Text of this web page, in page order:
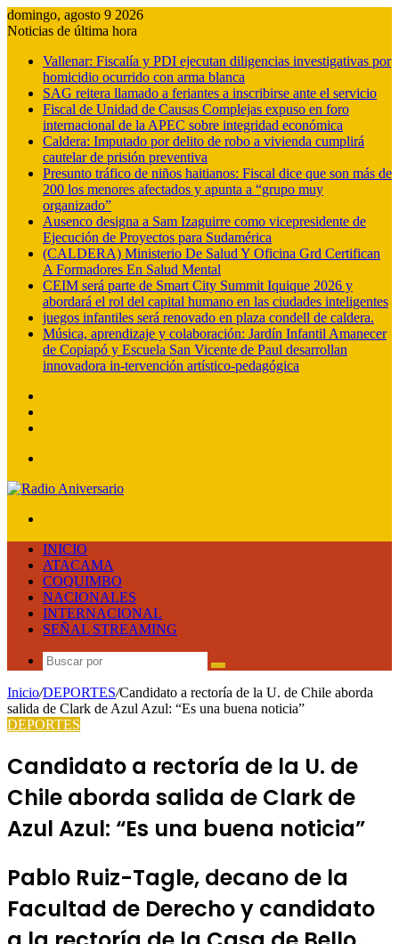
domingo, agosto 9 2026
Noticias de última hora
Vallenar: Fiscalía y PDI ejecutan diligencias investigativas por
homicidio ocurrido con arma blanca
SAG reitera llamado a feriantes a inscribirse ante el servicio
Fiscal de Unidad de Causas Complejas expuso en foro
internacional de la APEC sobre integridad económica
Caldera: Imputado por delito de robo a vivienda cumplirá
cautelar de prisión preventiva
Presunto tráfico de niños haitianos: Fiscal dice que son más de
200 los menores afectados y apunta a “grupo muy
organizado”
Ausenco designa a Sam Izaguirre como vicepresidente de
Ejecución de Proyectos para Sudamérica
(CALDERA) Ministerio De Salud Y Oficina Grd Certifican
A Formadores En Salud Mental
CEIM será parte de Smart City Summit Iquique 2026 y
abordará el rol del capital humano en las ciudades inteligentes
juegos infantiles será renovado en plaza condell de caldera.
Música, aprendizaje y colaboración: Jardín Infantil Amanecer
de Copiapó y Escuela San Vicente de Paul desarrollan
innovadora in-tervención artístico-pedagógica
INICIO
ATACAMA
COQUIMBO
NACIONALES
INTERNACIONAL
SEÑAL STREAMING
Buscar
por
Inicio/DEPORTES/Candidato a rectoría de la U. de Chile aborda
salida de Clark de Azul Azul: “Es una buena noticia”
DEPORTES
Candidato a rectoría de la U. de
Chile aborda salida de Clark de
Azul Azul: “Es una buena noticia”
Pablo Ruiz-Tagle, decano de la
Facultad de Derecho y candidato